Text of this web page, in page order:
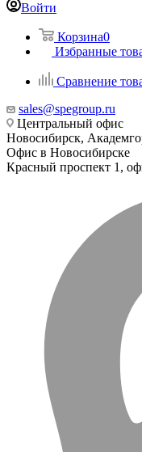
Войти
Корзина0
Избранные
Сравнение
sales@spegroup.ru
Центральный офис
Новосибирск,
Офис в Новосибирске
Красный проспект 1,